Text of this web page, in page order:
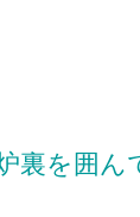
裏を囲